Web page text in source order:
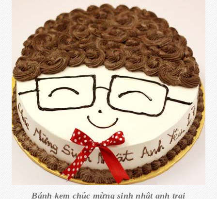
Bánh kem chúc mừng sinh nhật anh trai